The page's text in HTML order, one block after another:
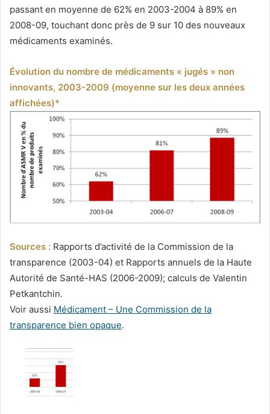
passant en moyenne de 62% en 2003-2004 à 89% en
2008-09, touchant donc près de 9 sur 10 des nouveaux
médicaments examinés.
Évolution du nombre de médicaments « jugés » non
innovants, 2003-2009 (moyenne sur les deux années
affichées)*
Sources : Rapports d’activité de la Commission de la
transparence (2003-04) et Rapports annuels de la Haute
Autorité de Santé-HAS (2006-2009); calculs de Valentin
Petkantchin.
Voir aussi Médicament – Une Commission de la
transparence bien opaque.